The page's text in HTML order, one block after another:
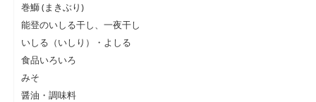
巻鰤 (まきぶり)
能登のいしる干し、一夜干し
いしる（いしり）・よしる
食品いろいろ
みそ
醤油・調味料